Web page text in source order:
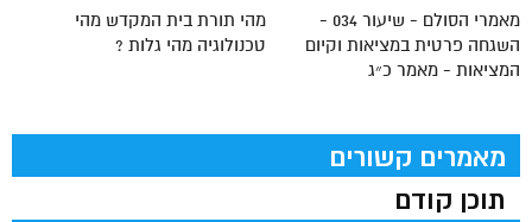
מהי תורת בית המקדש מהי
טכנולוגיה מהי גלות ?
מאמרי הסולם - שיעור 034 -
השגחה פרטית במציאות וקיום
המציאות - מאמר כ״ג
מאמרים קשורים
תוכן קודם